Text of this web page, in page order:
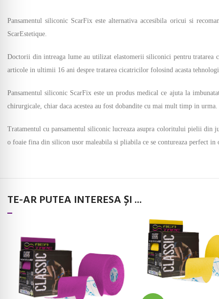
Pansamentul siliconic ScarFix este alternativa accesibila oricui si
ScarEstetique.
Doctorii din intreaga lume au utilizat elastomerii siliconici pentru tratarea
articole in ultimii 16 ani despre tratarea cicatricilor folosind acasta
Pansamentul siliconic ScarFix este un produs medical ce ajuta la
chirurgicale, chiar daca acestea au fost dobandite cu mai mult timp in
Tratamentul cu pansamentul siliconic lucreaza asupra coloritului pielii din
o foaie fina din silicon usor maleabila si pliabila ce se contureaza perfect
TE-AR PUTEA INTERESA ȘI ...